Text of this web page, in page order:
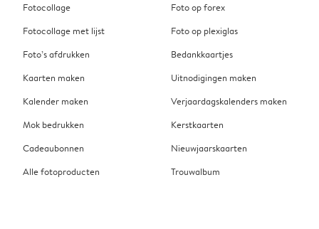
Fotocollage
Fotocollage met lijst
Foto’s afdrukken
Kaarten maken
Kalender maken
Mok bedrukken
Cadeaubonnen
Alle fotoproducten
Foto op forex
Foto op plexiglas
Bedankkaartjes
Uitnodigingen maken
Verjaardagskalenders maken
Kerstkaarten
Nieuwjaarskaarten
Trouwalbum